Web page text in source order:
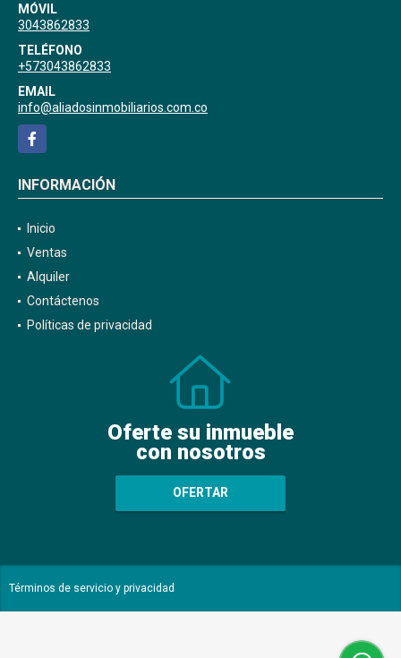
MÓVIL
3043862833
TELÉFONO
+573043862833
EMAIL
info@aliadosinmobiliarios.com.co
Facebook
INFORMACIÓN
Inicio
Ventas
Alquiler
Contáctenos
Políticas de privacidad
Oferte su inmueble
con nosotros
OFERTAR
Términos de servicio y privacidad